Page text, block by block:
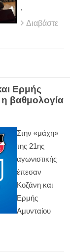
,
Διαβάστε
Ερμής
βαθμολογία
Στην «μάχη»
της 21ης
αγωνιστικής
έπεσαν
Κοζάνη και
Ερμής
Αμυνταίου